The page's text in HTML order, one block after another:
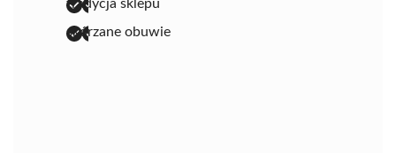
tradycja sklepu
skórzane obuwie